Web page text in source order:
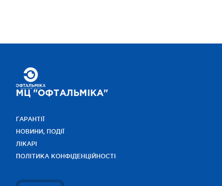
МЦ "ОФТАЛЬМІКА"
ГАРАНТІЇ
НОВИНИ, ПОДІЇ
ЛІКАРІ
ПОЛІТИКА КОНФІДЕНЦІЙНОСТІ